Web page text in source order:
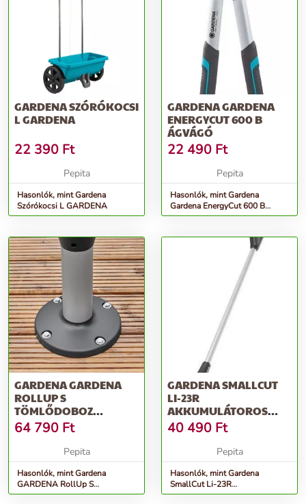
GARDENA SZÓRÓKOCSI
L GARDENA
22 390 Ft
Pepita
Hasonlók, mint Gardena
Szórókocsi L GARDENA
GARDENA GARDENA
ENERGYCUT 600 B
ÁGVÁGÓ
22 490 Ft
Pepita
Hasonlók, mint Gardena
Gardena EnergyCut 600 B
Ágvágó
GARDENA GARDENA
ROLLUP S
TÖMLŐDOBOZ
TERASZRA
64 790 Ft
Pepita
Hasonlók, mint Gardena
GARDENA RollUp S
tömlődoboz teraszra
GARDENA SMALLCUT
LI-23R
AKKUMULÁTOROS
FŰSZEGÉLYNYÍRÓ
40 490 Ft
Pepita
Hasonlók, mint Gardena
SmallCut Li-23R
Akkumulátoros fűszegélynyíró